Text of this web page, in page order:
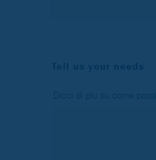
Tell us your needs
Dicci di più su come